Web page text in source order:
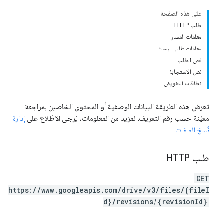
على هذه الصفحة
طلب HTTP
مَعلمات المسار
مَعلمات طلب البحث
نص الطلب
نص الاستجابة
نطاقات التفويض
تعرض هذه الطريقة البيانات الوصفية أو المحتوى الخاصين بمراجعة
معيّنة حسب رقم التعريف. لمزيد من المعلومات، يُرجى الاطّلاع على إدارة
نُسخ الملفات.
طلب HTTP
GET
https://www.googleapis.com/drive/v3/files/{fileI
d}/revisions/{revisionId}